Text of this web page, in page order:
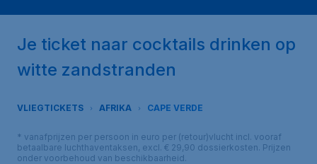
Je ticket naar cocktails drinken op
witte zandstranden
VLIEGTICKETS AFRIKA CAPE VERDE
* vanafprijzen per persoon in euro per (retour)vlucht incl. vooraf
betaalbare luchthaventaksen, excl. € 29,90 dossierkosten. Prijzen
onder voorbehoud van beschikbaarheid.